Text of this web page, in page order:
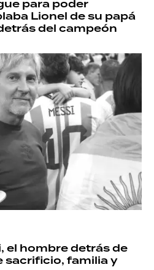
para poder
Lionel de su papá
del campeón
el hombre detrás de
sacrificio, familia y